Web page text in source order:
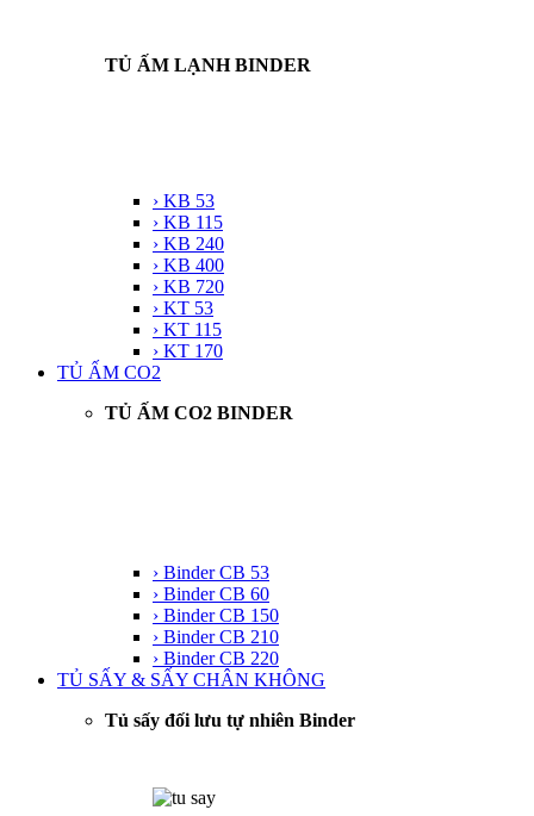
TỦ ẤM LẠNH BINDER
› KB 53
› KB 115
› KB 240
› KB 400
› KB 720
› KT 53
› KT 115
› KT 170
TỦ ẤM CO2
TỦ ẤM CO2 BINDER
› Binder CB 53
› Binder CB 60
› Binder CB 150
› Binder CB 210
› Binder CB 220
TỦ SẤY & SẤY CHÂN KHÔNG
Tủ sấy đối lưu tự nhiên Binder